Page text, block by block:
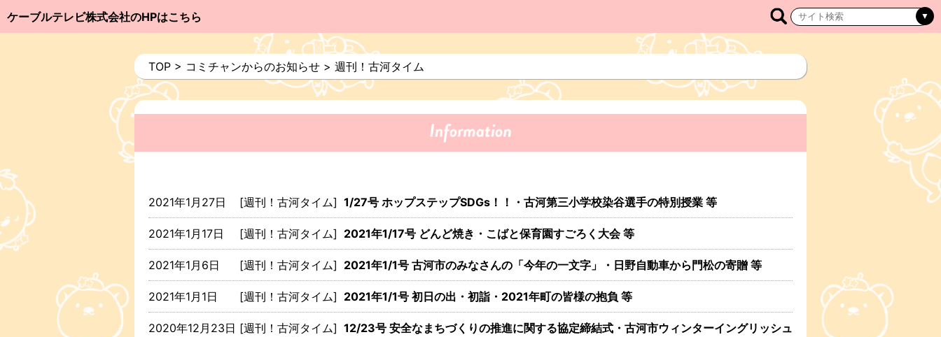
ケーブルテレビ株式会社のHPはこちら
TOP > コミチャンからのお知らせ > 週刊！古河タイム
2021年1月27日 [週刊！古河タイム] 1/27号 ホップステップSDGs！！・古河第三小学校染谷選手の特別授業 等
2021年1月17日 [週刊！古河タイム] 2021年1/17号 どんど焼き・こばと保育園すごろく大会 等
2021年1月6日 [週刊！古河タイム] 2021年1/1号 古河市のみなさんの「今年の一文字」・日野自動車から門松の寄贈 等
2021年1月1日 [週刊！古河タイム] 2021年1/1号 初日の出・初詣・2021年町の皆様の抱負 等
2020年12月23日 [週刊！古河タイム] 12/23号 安全なまちづくりの推進に関する協定締結式・古河市ウィンターイングリッシュ